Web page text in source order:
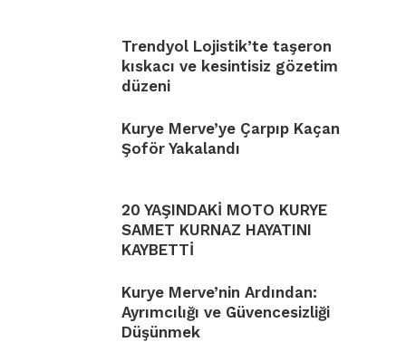
Trendyol Lojistik’te taşeron
kıskacı ve kesintisiz gözetim
düzeni
Kurye Merve’ye Çarpıp Kaçan
Şoför Yakalandı
20 YAŞINDAKİ MOTO KURYE
SAMET KURNAZ HAYATINI
KAYBETTİ
Kurye Merve’nin Ardından:
Ayrımcılığı ve Güvencesizliği
Düşünmek